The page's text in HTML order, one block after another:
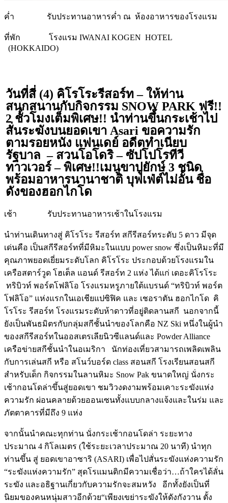
ค่ำ รับประทานอาหารค่ำ ณ ห้องอาหารของโรงแรม
ที่พัก โรงแรม IWANAI KOGEN HOTEL
(HOKKAIDO)
วันที่สี่ (4) คิโรโระรีสอร์ท – ให้ท่าน
สนุกสนานกับกิจกรรม SNOW PARK ฟรี!!
2 ชั่วโมงเต็มพิเศษ!! นำท่านขึ้นกระเช้าไป
สั่นระฆังบนยอดเขา Asari ขอความรัก
ตามรอยหนัง แฟนเดย์ อดีตทำเนียบ
รัฐบาล – สวนโอโดริ – ซัปโปโรทีวี
ทาวเวอร์ – พิเศษ!!เมนูขาปูยักษ์ 3 ชนิด
พร้อมอาหารนานาชาติ บุฟเฟ่ต์ไม่อั้น ชื่อ
ดังของฮอกไกโด
เช้า รับประทานอาหารเช้าในโรงแรม
นำท่านเดินทางสู่ คิโรโระ รีสอร์ท สกีรีสอร์ทระดับ 5 ดาว มีจุด
เด่นคือ เป็นสกีรีสอร์ทที่มีหิมะในแบบ power snow ซึ่งเป็นหิมะที่มี
คุณภาพยอดเยี่ยมระดับโลก คิโรโระ ประกอบด้วยโรงแรมใน
เครือสตาร์วูด โฮเต็ล แอนด์ รีสอร์ท 2 แห่ง ได้แก่ เดอะคิโรโระ
ทริบิวท์ พอร์ตโฟลิโอ โรงแรมหรูภายใต้แบรนด์ “ทริบิวท์ พอร์ต
โฟลิโอ” แห่งแรกในเอเชียแปซิฟิค และ เชอราตัน ฮอกไกโด คิ
โรโระ รีสอร์ท โรงแรมระดับห้าดาวที่อยู่ติดลานสกี นอกจากนี้
ยังเป็นพันธมิตรกับกลุ่มสกีชั้นนำของโลกคือ NZ Ski หนึ่งในผู้นำ
ของสกีรีสอร์ทในออสเตรเลียนิวซีแลนด์และ Powder Alliance
เครือข่ายสกีชั้นนำในอเมริกา นักท่องเที่ยวสามารถเพลิดเพลิน
กับการเล่นสกี หรือ สโนว์บอร์ด class สอนสกี โรงเรียนสอนสกี
สำหรับเด็ก กิจกรรมในลานหิมะ Snow Pak ขนาดใหญ่ นั่งกระ
เช้ากอนโดล่าขึ้นสู่ยอดเขา ชมวิวงดงามพร้อมเคาะระฆังแห่ง
ความรัก ผ่อนคลายด้วยออนเซนทั้งแบบกลางแจ้งและในร่ม และ
ภัตตาคารที่มีถึง 9 แห่ง
จากนั้นนำคณะทุกท่าน นั่งกระเช้ากอนโดล่า ระยะทาง
ประมาณ 4 กิโลเมตร (ใช้ระยะเวลาประมาณ 20 นาที) นำทุก
ท่านขึ้น สู่ ยอดเขาอาซาริ (ASARI) เพื่อไปสั่นระฆังแห่งความรัก
“ระฆังแห่งความรัก” สุดโรแมนติกมีความเชื่อว่า…ถ้าใครได้ลั่น
ระฆัง และอธิฐานเกี่ยวกับความรักจะสมหวัง อีกทั้งยังเป็นที่
นิยมของคนหนุ่มสาวอีกด้วย“เพียงเขย่าระฆังให้ดังกังวาน ตั้ง